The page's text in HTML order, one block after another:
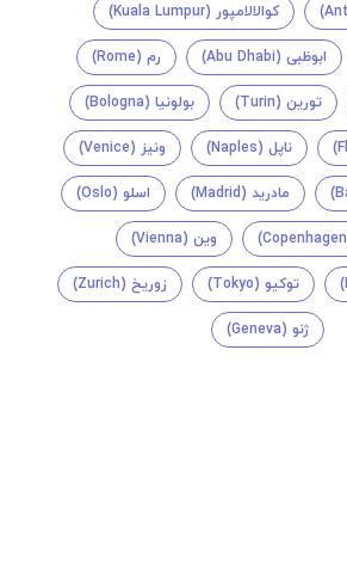
کوالالامپور (Kuala Lumpur)
ابوظبی (Abu Dhabi) رم (Rome)
تورین (Turin) بولونیا (Bologna)
ناپل (Naples) ونیز (Venice)
مادرید (Madrid) اسلو (Oslo)
وین (Vienna)
توکیو (Tokyo) زوریخ (Zurich)
ژنو (Geneva)